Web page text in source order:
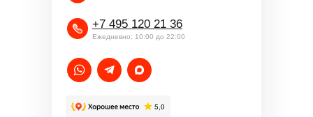
+7 495 120 21 36
Ежедневно: 10:00 до 22:00